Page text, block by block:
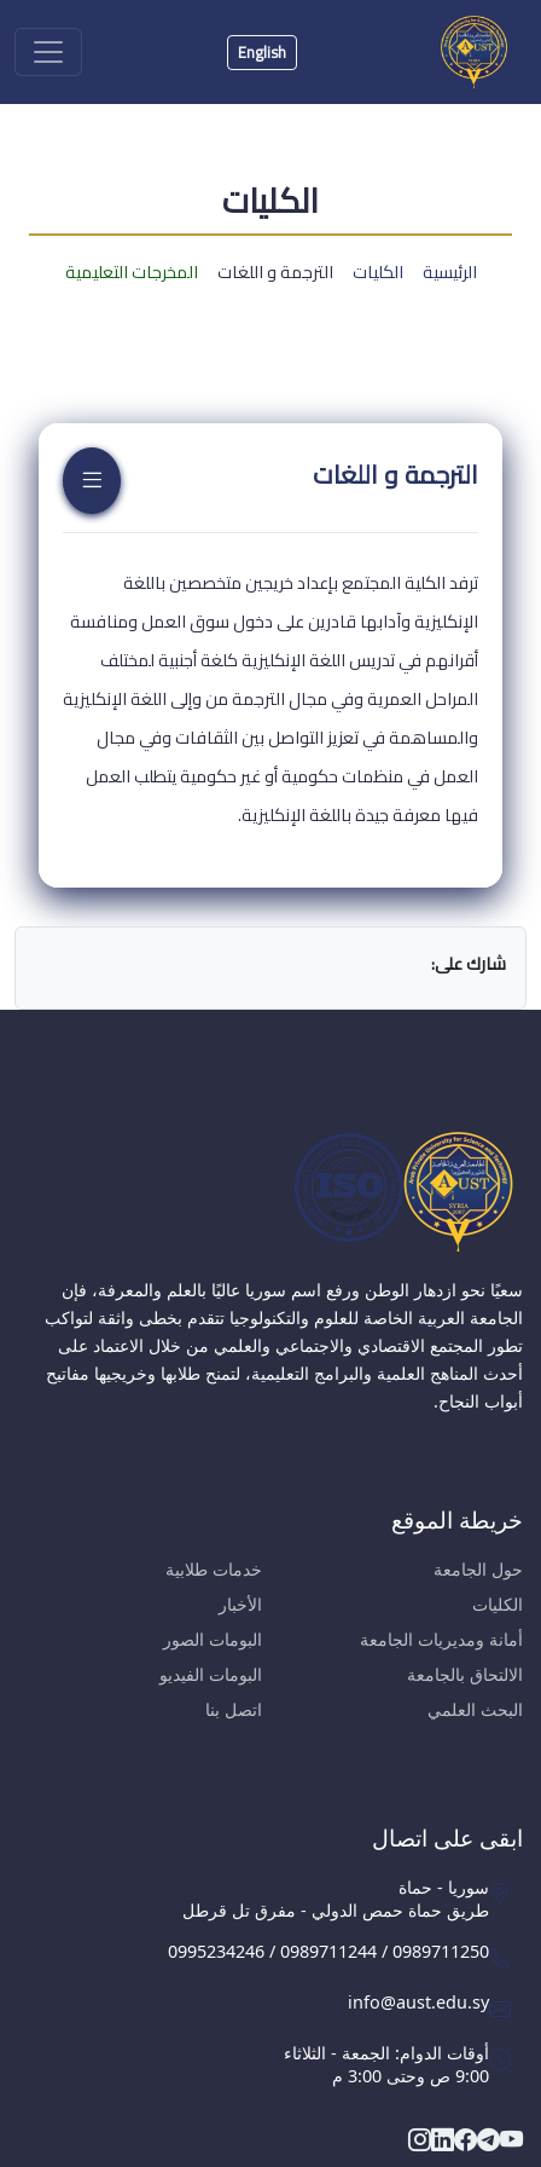
English
الكليات
الرئيسية الكليات الترجمة و اللغات المخرجات التعليمية
الترجمة و اللغات
ترفد الكلية المجتمع بإعداد خريجين متخصصين باللغة
الإنكليزية وآدابها قادرين على دخول سوق العمل ومنافسة
أقرانهم في تدريس اللغة الإنكليزية كلغة أجنبية لمختلف
المراحل العمرية وفي مجال الترجمة من وإلى اللغة الإنكليزية
والمساهمة في تعزيز التواصل بين الثقافات وفي مجال
العمل في منظمات حكومية أو غير حكومية يتطلب العمل
فيها معرفة جيدة باللغة الإنكليزية.
شارك على:
سعيًا نحو ازدهار الوطن ورفع اسم سوريا عاليًا بالعلم والمعرفة، فإن
الجامعة العربية الخاصة للعلوم والتكنولوجيا تتقدم بخطى واثقة لتواكب
تطور المجتمع الاقتصادي والاجتماعي والعلمي من خلال الاعتماد على
أحدث المناهج العلمية والبرامج التعليمية، لتمنح طلابها وخريجيها مفاتيح
أبواب النجاح.
خريطة الموقع
حول الجامعة
الكليات
أمانة ومديريات الجامعة
الالتحاق بالجامعة
البحث العلمي
خدمات طلابية
الأخبار
البومات الصور
البومات الفيديو
اتصل بنا
ابقى على اتصال
سوريا - حماة
طريق حماة حمص الدولي - مفرق تل قرطل
0995234246 / 0989711244 / 0989711250
info@aust.edu.sy
أوقات الدوام: الجمعة - الثلاثاء
9:00 ص وحتى 3:00 م